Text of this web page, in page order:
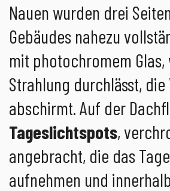
Nauen wurden drei
Gebäudes nahezu
mit photochromem Glas,
Strahlung durchlässt,
abschirmt. Auf der
Tageslichtspots,
angebracht, die das
aufnehmen und